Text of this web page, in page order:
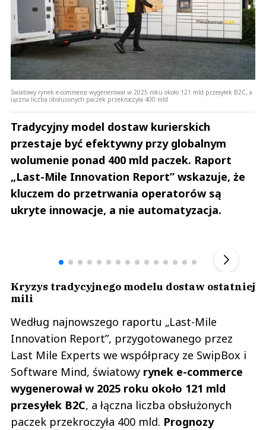
Światowy rynek e-commerce wygenerował w 2025 roku około 121 mld przesyłek B2C, a
łączna liczba obsłużonych paczek przekroczyła 400 mld
Tradycyjny model dostaw kurierskich
przestaje być efektywny przy globalnym
wolumenie ponad 400 mld paczek. Raport
„Last-Mile Innovation Report” wskazuje, że
kluczem do przetrwania operatorów są
ukryte innowacje, a nie automatyzacja.
Kryzys tradycyjnego modelu dostaw ostatniej
mili
Według najnowszego raportu „Last-Mile
Innovation Report”, przygotowanego przez
Last Mile Experts we współpracy ze SwipBox i
Software Mind, światowy rynek e-commerce
wygenerował w 2025 roku około 121 mld
przesyłek B2C, a łączna liczba obsłużonych
paczek przekroczyła 400 mld. Prognozy